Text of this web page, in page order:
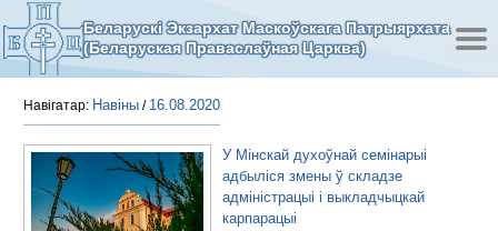
Беларускі Экзархат Маскоўскага Патрыярхата
(Беларуская Праваслаўная Царква)
Навігатар: Навіны / 16.08.2020
У Мінскай духоўнай семінарыі
адбыліся змены ў складзе
адміністрацыі і выкладчыцкай
карпарацыі